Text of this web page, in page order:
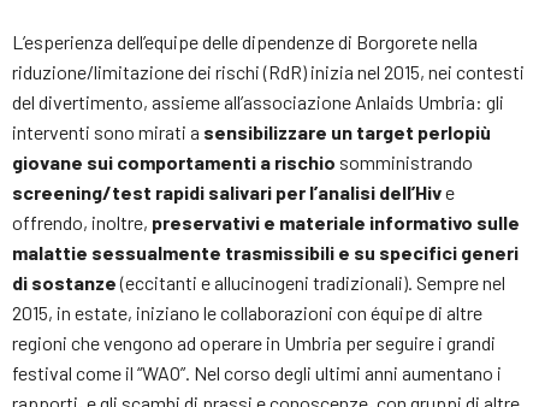
L’esperienza dell’equipe delle dipendenze di Borgorete nella
riduzione/limitazione dei rischi (RdR) inizia nel 2015, nei contesti
del divertimento, assieme all’associazione Anlaids Umbria: gli
interventi sono mirati a sensibilizzare un target perlopiù
giovane sui comportamenti a rischio somministrando
screening/test rapidi salivari per l’analisi dell’Hive
offrendo, inoltre, preservativi e materiale informativo sulle
malattie sessualmente trasmissibili e su specifici generi
di sostanze(eccitanti e allucinogeni tradizionali). Sempre nel
2015, in estate, iniziano le collaborazioni con équipe di altre
regioni che vengono ad operare in Umbria per seguire i grandi
festival come il “WAO”. Nel corso degli ultimi anni aumentano i